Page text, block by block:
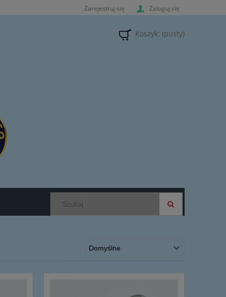
Zarejestruj się Zaloguj się
Koszyk: (pusty)